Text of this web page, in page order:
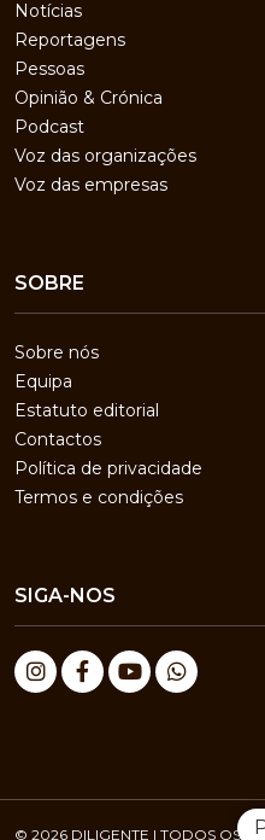
Notícias
Reportagens
Pessoas
Opinião & Crónica
Podcast
Voz das organizações
Voz das empresas
SOBRE
Sobre nós
Equipa
Estatuto editorial
Contactos
Política de privacidade
Termos e condições
SIGA-NOS
© 2026 DILIGENTE | TODOS OS